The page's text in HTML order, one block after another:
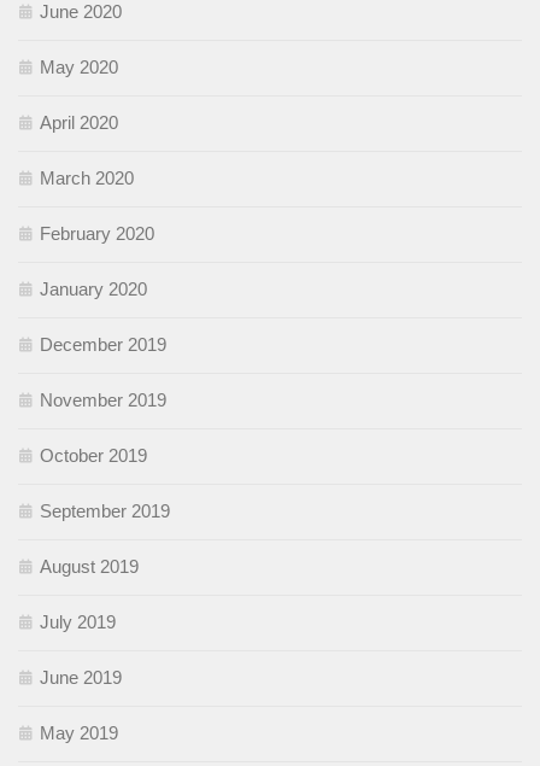
June 2020
May 2020
April 2020
March 2020
February 2020
January 2020
December 2019
November 2019
October 2019
September 2019
August 2019
July 2019
June 2019
May 2019